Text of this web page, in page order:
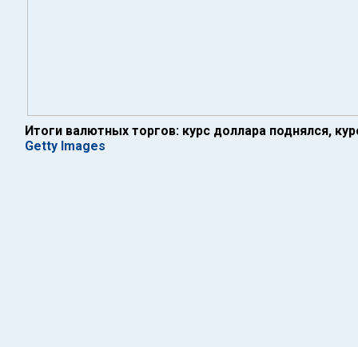
Итоги валютных торгов: курс доллара поднялся,
Getty Images